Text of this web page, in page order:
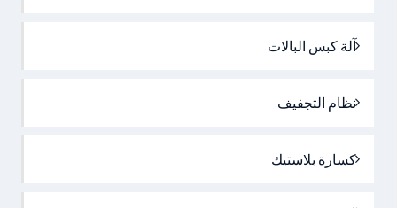
آلة كبس البالات
نظام التجفيف
كسارة بلاستيك